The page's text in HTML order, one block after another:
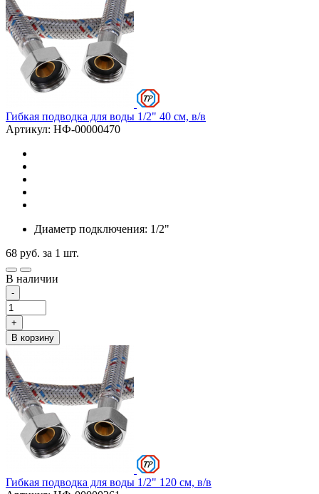
Гибкая подводка для воды 1/2" 40 см, в/в
Артикул: НФ-00000470
Диаметр подключения: 1/2"
68 руб. за 1 шт.
В наличии
-
+
В корзину
Гибкая подводка для воды 1/2" 120 см, в/в